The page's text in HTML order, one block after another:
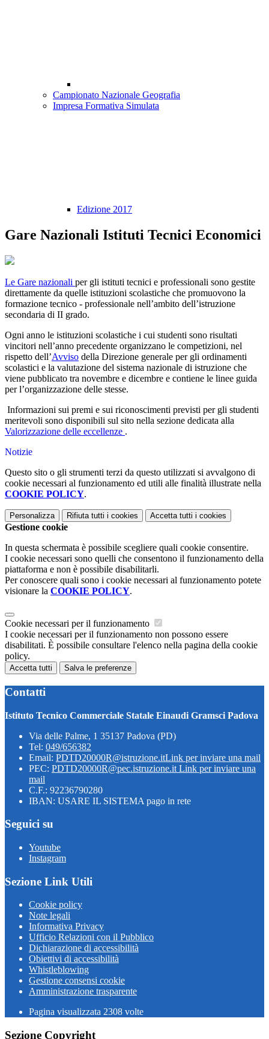
Campionato Nazionale Geografia
Impresa Formativa Simulata
Edizione 2017
Gare Nazionali Istituti Tecnici Economici
Le Gare nazionali per gli istituti tecnici e professionali sono gestite
direttamente da quelle istituzioni scolastiche che promuovono la
formazione tecnico - professionale nell’ambito dell’istruzione
secondaria di II grado.
Ogni anno le istituzioni scolastiche i cui studenti sono risultati
vincitori nell’anno precedente organizzano le competizioni, nel
rispetto dell’Avviso della Direzione generale per gli ordinamenti
scolastici e la valutazione del sistema nazionale di istruzione che
viene pubblicato tra novembre e dicembre e contiene le linee guida
per l’organizzazione delle stesse.
Informazioni sui premi e sui riconoscimenti previsti per gli studenti
meritevoli sono disponibili sul sito nella sezione dedicata alla
Valorizzazione delle eccellenze .
Notizie
Questo sito o gli strumenti terzi da questo utilizzati si avvalgono di
cookie necessari al funzionamento ed utili alle finalità illustrate nella
COOKIE POLICY.
Personalizza Rifiuta tutti i cookies Accetta tutti i cookies
Gestione cookie
In questa schermata è possibile scegliere quali cookie consentire.
I cookie necessari sono quelli che consentono il funzionamento della
piattaforma e non è possibile disabilitarli.
Per conoscere quali sono i cookie necessari al funzionamento potete
visionare la COOKIE POLICY.
Cookie necessari per il funzionamento
I cookie necessari per il funzionamento non possono essere
disabilitati. È possibile consultare l'elenco nella pagina della cookie
policy.
Accetta tutti Salva le preferenze
Contatti
Istituto Tecnico Commerciale Statale Einaudi Gramsci Padova
Via delle Palme, 1 35137 Padova (PD)
Tel: 049/656382
Email: PDTD20000R@istruzione.itLink per inviare una mail
PEC: PDTD20000R@pec.istruzione.it Link per inviare una
mail
C.F.: 92236790280
IBAN: USARE IL SISTEMA pago in rete
Seguici su
Youtube
Instagram
Sezione Link Utili
Cookie policy
Note legali
Informativa Privacy
Ufficio Relazioni con il Pubblico
Dichiarazione di accessibilità
Obiettivi di accessibilità
Whistleblowing
Gestione consensi cookie
Amministrazione trasparente
Pagina visualizzata 2308 volte
Sezione Copyright